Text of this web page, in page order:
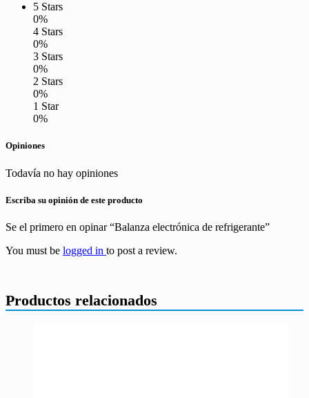
5 Stars
0%
4 Stars
0%
3 Stars
0%
2 Stars
0%
1 Star
0%
Opiniones
Todavía no hay opiniones
Escriba su opinión de este producto
Se el primero en opinar “Balanza electrónica de refrigerante”
You must be logged in to post a review.
Productos relacionados